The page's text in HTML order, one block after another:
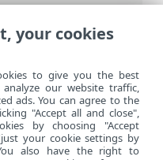
Mail Security>
>
Support
your cookies
to give you the best
our website traffic,
ads. You can agree to the
"Accept all and close",
by choosing "Accept
your cookie settings by
also have the right to